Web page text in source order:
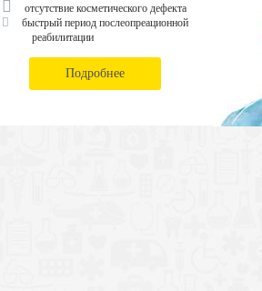
отсутствие косметического дефекта
быстрый период послеопреационной
реабилитации
Подробнее